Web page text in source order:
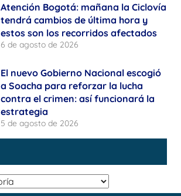
Atención Bogotá: mañana la Ciclovía
tendrá cambios de última hora y
estos son los recorridos afectados
6 de agosto de 2026
El nuevo Gobierno Nacional escogió
a Soacha para reforzar la lucha
contra el crimen: así funcionará la
estrategia
5 de agosto de 2026